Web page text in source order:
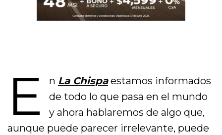
E n La Chispaestamos informados
de todo lo que pasa en el mundo
y ahora hablaremos de algo que,
aunque puede parecer irrelevante, puede